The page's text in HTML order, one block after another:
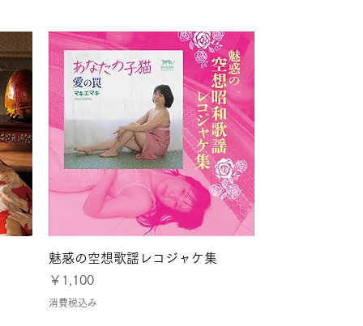
クイックビュー
魅惑の空想歌謡レコジャケ集
価格
￥1,100
消費税込み